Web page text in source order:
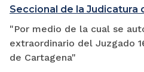
Seccional de la Judicatura
"Por medio de la cual se
extraordinario del Juzgado
de Cartagena"